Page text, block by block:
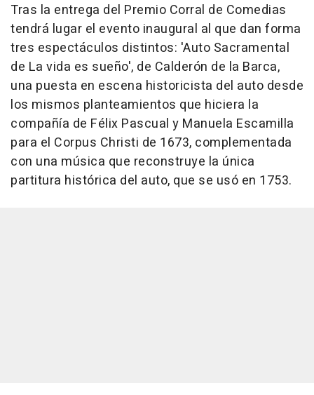
Tras la entrega del Premio Corral de Comedias
tendrá lugar el evento inaugural al que dan forma
tres espectáculos distintos: 'Auto Sacramental
de La vida es sueño', de Calderón de la Barca,
una puesta en escena historicista del auto desde
los mismos planteamientos que hiciera la
compañía de Félix Pascual y Manuela Escamilla
para el Corpus Christi de 1673, complementada
con una música que reconstruye la única
partitura histórica del auto, que se usó en 1753.